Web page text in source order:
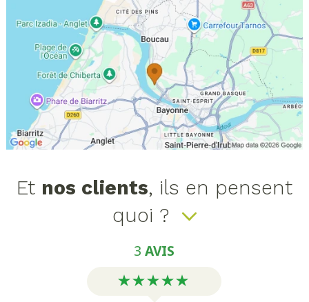
Et nos clients, ils en pensent
quoi ?
3AVIS